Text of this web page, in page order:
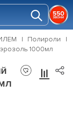
Полироли
1000мл